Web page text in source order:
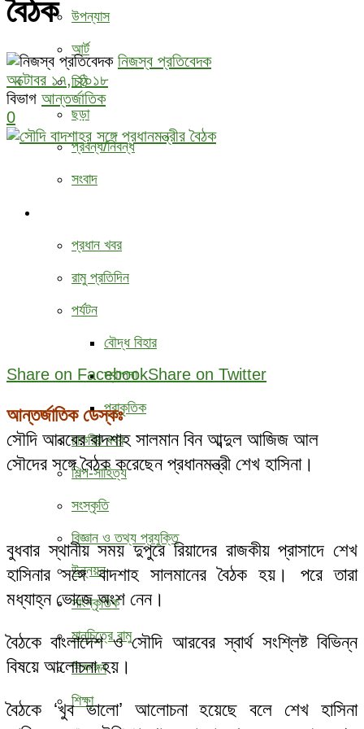
উপন্যাস
আর্ট
চিঠি
ছড়া
প্রবন্ধ/নিবন্ধ
সংবাদ
প্রধান খবর
রামু প্রতিদিন
পর্যটন
বৌদ্ধ ‍বিহার
স্থাপনা
প্রাকৃতিক
চাকরির খবর
শিল্প-সাহিত্য
সংস্কৃতি
বিজ্ঞান ও তথ্য প্রযুক্তি
উন্নয়ন
সাংস্কৃতিক
মানচিত্রে রামু
শিক্ষাঙ্গন
শিক্ষা
বৈঠক
নিজস্ব প্রতিবেদক
অক্টোবর ১৭, ২০১৮
বিভাগ আন্তর্জাতিক
0
Share on FacebookShare on Twitter
আন্তর্জাতিক ডেস্কঃ
সৌদি আরবের বাদশাহ সালমান বিন আব্দুল আজিজ আল
সৌদের সঙ্গে বৈঠক করেছেন প্রধানমন্ত্রী শেখ হাসিনা।
বুধবার স্থানীয় সময় দুপুরে রিয়াদের রাজকীয় প্রাসাদে শেখ
হাসিনার সঙ্গে বাদশাহ সালমানের বৈঠক হয়। পরে তারা
মধ্যাহ্ন ভোজে অংশ নেন।
বৈঠকে বাংলাদেশ ও সৌদি আরবের স্বার্থ সংশ্লিষ্ট বিভিন্ন
বিষয়ে আলোচনা হয়।
বৈঠকে ‘খুব ভালো’ আলোচনা হয়েছে বলে শেখ হাসিনা